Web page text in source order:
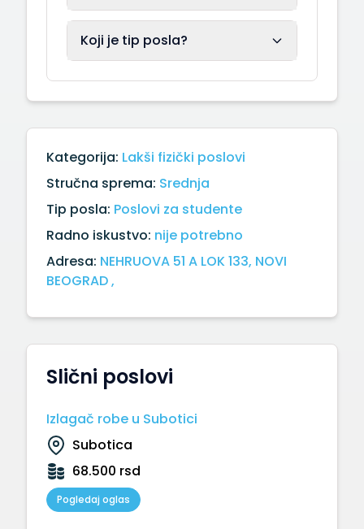
Koji je tip posla?
Slični poslovi
Izlagač robe u Subotici
Subotica
68.500 rsd
Pogledaj oglas
Kategorija: Lakši fizički poslovi
Stručna sprema: Srednja
Tip posla: Poslovi za studente
Radno iskustvo: nije potrebno
Adresa: NEHRUOVA 51 A LOK 133, NOVI
BEOGRAD ,